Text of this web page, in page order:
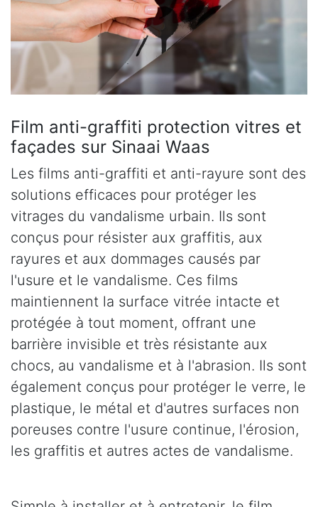
Film anti-graffiti protection vitres et
façades sur Sinaai Waas
Les films anti-graffiti et anti-rayure sont des
solutions efficaces pour protéger les
vitrages du vandalisme urbain. Ils sont
conçus pour résister aux graffitis, aux
rayures et aux dommages causés par
l'usure et le vandalisme. Ces films
maintiennent la surface vitrée intacte et
protégée à tout moment, offrant une
barrière invisible et très résistante aux
chocs, au vandalisme et à l'abrasion. Ils sont
également conçus pour protéger le verre, le
plastique, le métal et d'autres surfaces non
poreuses contre l'usure continue, l'érosion,
les graffitis et autres actes de vandalisme.